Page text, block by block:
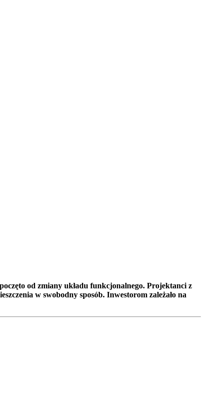
od zmiany układu funkcjonalnego. Projektanci z
w swobodny sposób. Inwestorom zależało na